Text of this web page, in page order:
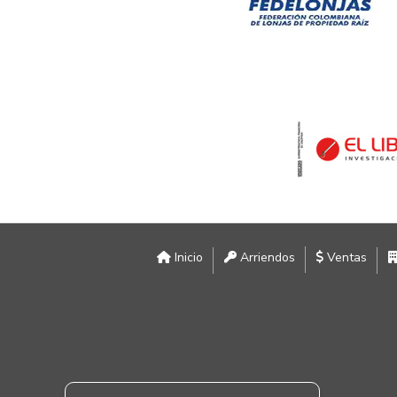
Inicio Arriendos Ventas